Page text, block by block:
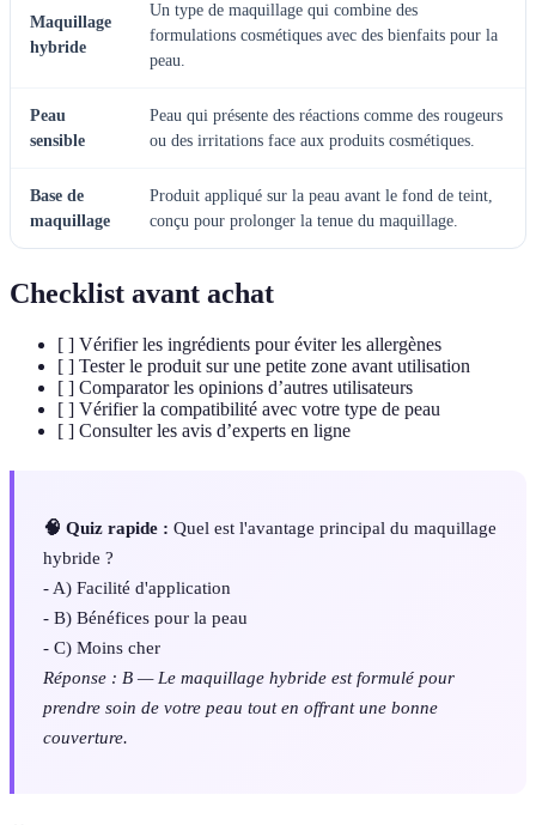
Maquillage
hybride
Un type de maquillage qui combine des
formulations cosmétiques avec des bienfaits pour la
peau.
Peau
sensible
Peau qui présente des réactions comme des rougeurs
ou des irritations face aux produits cosmétiques.
Base de
maquillage
Produit appliqué sur la peau avant le fond de teint,
conçu pour prolonger la tenue du maquillage.
Checklist avant achat
[ ] Vérifier les ingrédients pour éviter les allergènes
[ ] Tester le produit sur une petite zone avant utilisation
[ ] Comparator les opinions d’autres utilisateurs
[ ] Vérifier la compatibilité avec votre type de peau
[ ] Consulter les avis d’experts en ligne
🧠 Quiz rapide : Quel est l'avantage principal du maquillage
hybride ?
- A) Facilité d'application
- B) Bénéfices pour la peau
- C) Moins cher
Réponse : B — Le maquillage hybride est formulé pour
prendre soin de votre peau tout en offrant une bonne
couverture.